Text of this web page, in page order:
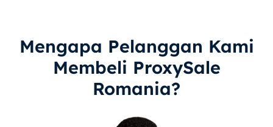
Mengapa Pelanggan Kami
Membeli ProxySale
Romania?